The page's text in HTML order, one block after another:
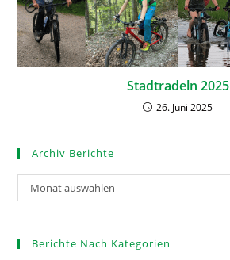
Stadtradeln 2025
26. Juni 2025
Archiv Berichte
Monat auswählen
Berichte Nach Kategorien